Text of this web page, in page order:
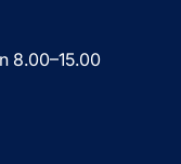
8.00–15.00